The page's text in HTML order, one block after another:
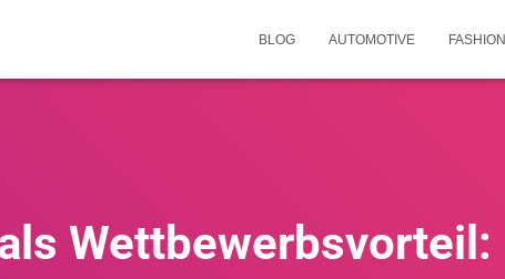
BLOG AUTOMOTIVE FASHION
Wettbewerbsvorteil: